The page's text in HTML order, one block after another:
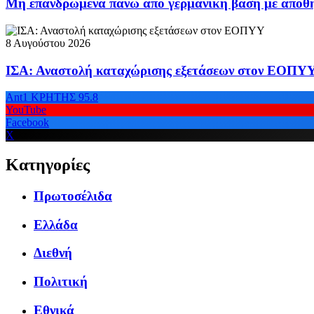
Μη επανδρωμένα πάνω από γερμανική βάση με
8 Αυγούστου 2026
ΙΣΑ: Αναστολή καταχώρισης εξετάσεων στον
Ant1 ΚΡΗΤΗΣ 95.8
YouTube
Facebook
X
Κατηγορίες
Πρωτοσέλιδα
Ελλάδα
Διεθνή
Πολιτική
Εθνικά